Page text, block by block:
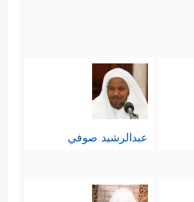
عبدالرشيد صوفي